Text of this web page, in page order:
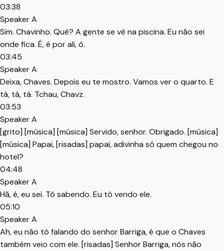
03:38
Speaker A
Sim. Chavinho. Quê? A gente se vê na piscina. Eu não sei
onde fica. É, é por ali, ó.
03:45
Speaker A
Deixa, Chaves. Depois eu te mostro. Vamos ver o quarto. E
tá, tá, tá. Tchau, Chavz.
03:53
Speaker A
[grito] [música] [música] Servido, senhor. Obrigado. [música]
[música] Papai, [risadas] papai, adivinha só quem chegou no
hotel?
04:48
Speaker A
Hã, é, eu sei. Tô sabendo. Eu tô vendo ele.
05:10
Speaker A
Ah, eu não tô falando do senhor Barriga, é que o Chaves
também veio com ele. [risadas] Senhor Barriga, nós não